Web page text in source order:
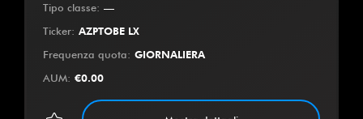
Tipo classe: —
Ticker: AZPTOBE LX
Frequenza quota: GIORNALIERA
AUM: €0.00